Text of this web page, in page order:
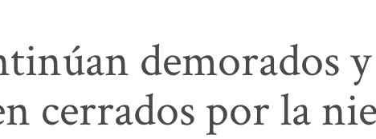
demorados
cerrados por la